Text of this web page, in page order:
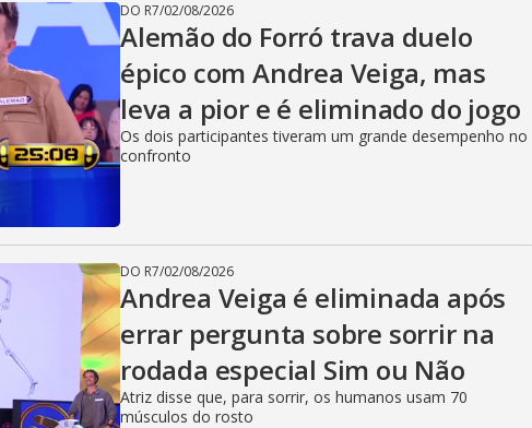
DO R7/02/08/2026
Alemão do Forró trava duelo
épico com Andrea Veiga, mas
leva a pior e é eliminado do jogo
Os dois participantes tiveram um grande desempenho no
confronto
DO R7/02/08/2026
Andrea Veiga é eliminada após
errar pergunta sobre sorrir na
rodada especial Sim ou Não
Atriz disse que, para sorrir, os humanos usam 70
músculos do rosto